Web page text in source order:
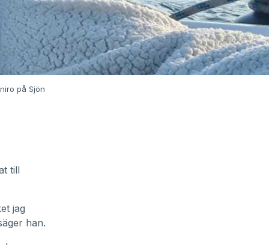
på Sjön
till
jag
han.